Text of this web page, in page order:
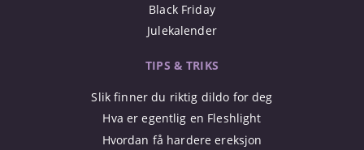
Black Friday
Julekalender
TIPS & TRIKS
Slik finner du riktig dildo for deg
Hva er egentlig en Fleshlight
Hvordan få hardere ereksjon